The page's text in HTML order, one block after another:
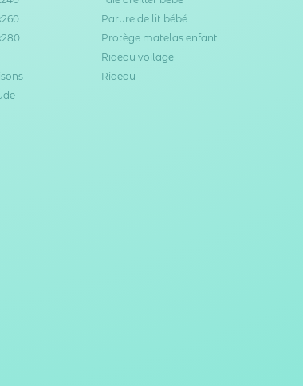
Parure de lit bébé
Protège matelas enfant
Rideau voilage
Rideau